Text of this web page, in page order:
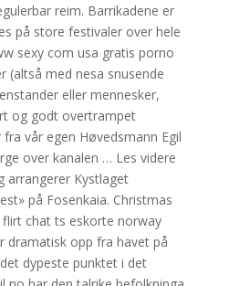
reim. Barrikadene er
på store festivaler over hele
sexy com usa gratis porno
(altså med nesa snusende
eller mennesker,
og godt overtrampet
vår egen Høvedsmann Egil
over kanalen … Les videre
arrangerer Kystlaget
på Fosenkaia. Christmas
chat ts eskorte norway
dramatisk opp fra havet på
dypeste punktet i det